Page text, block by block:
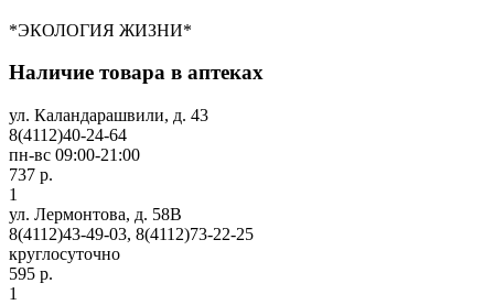
*ЭКОЛОГИЯ ЖИЗНИ*
Наличие товара в аптеках
ул. Каландарашвили, д. 43
8(4112)40-24-64
пн-вс 09:00-21:00
737 р.
1
ул. Лермонтова, д. 58В
8(4112)43-49-03, 8(4112)73-22-25
круглосуточно
595 р.
1